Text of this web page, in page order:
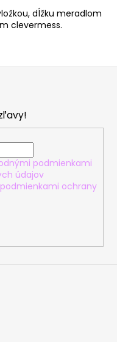
dĺžku meradlom
clevermess.
podmienkami
údajov
podmienkami ochrany